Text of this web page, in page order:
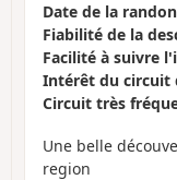
Date de la
Fiabilité de la
Facilité à suivre
Intérêt du circuit
Circuit très
Une belle
region